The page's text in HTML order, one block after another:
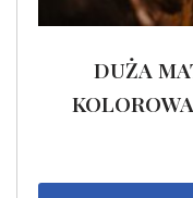
DUŻA